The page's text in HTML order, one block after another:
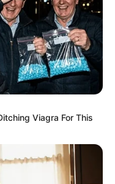
Viagra For This